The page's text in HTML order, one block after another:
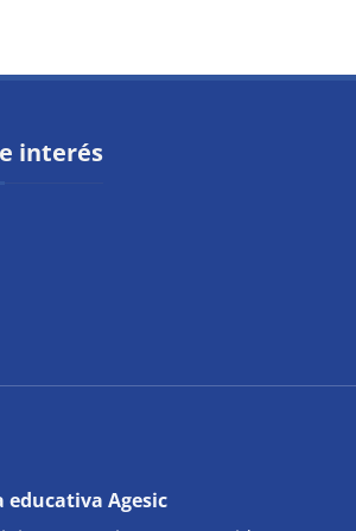
interés
Agesic